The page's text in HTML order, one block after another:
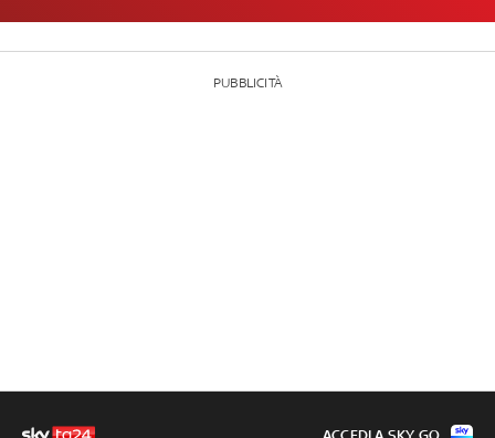
PUBBLICITÀ